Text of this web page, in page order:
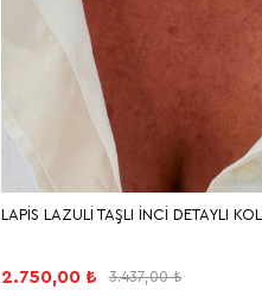
LAPİS LAZULİ TAŞLI İNCİ DETAYLI
2.750,00 ₺ 3.437,00 ₺